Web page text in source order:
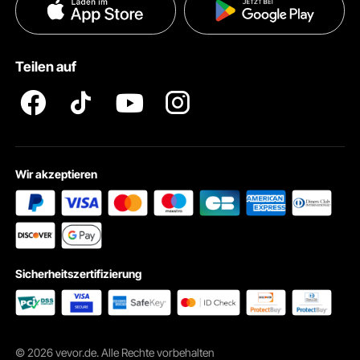
Zahlungsmethoden
Datenschutzerklärung
Teilen auf
Wir akzeptieren
Sicherheitszertifizierung
© 2026 vevor.de. Alle Rechte vorbehalten